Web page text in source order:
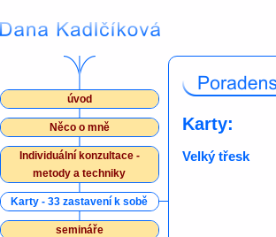
Karty:
Velký třesk
úvod
Něco o mně
Individuální konzultace -
metody a techniky
Karty - 33 zastavení k sobě
semináře